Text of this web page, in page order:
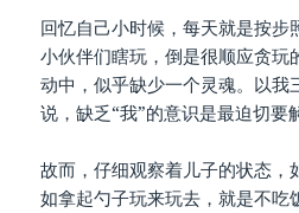
回忆自己小时候，每天就是按步
小伙伴们瞎玩，倒是很顺应贪玩
动中，似乎缺少一个灵魂。以我
说，缺乏“我”的意识是最迫切要
故而，仔细观察着儿子的状态，
如拿起勺子玩来玩去，就是不吃